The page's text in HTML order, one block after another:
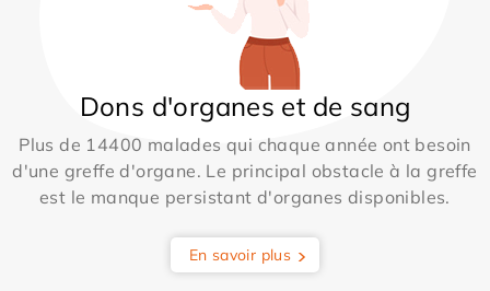
Dons d'organes et de sang
Plus de 14400 malades qui chaque année ont besoin
d'une greffe d'organe. Le principal obstacle à la greffe
est le manque persistant d'organes disponibles.
En savoir plus